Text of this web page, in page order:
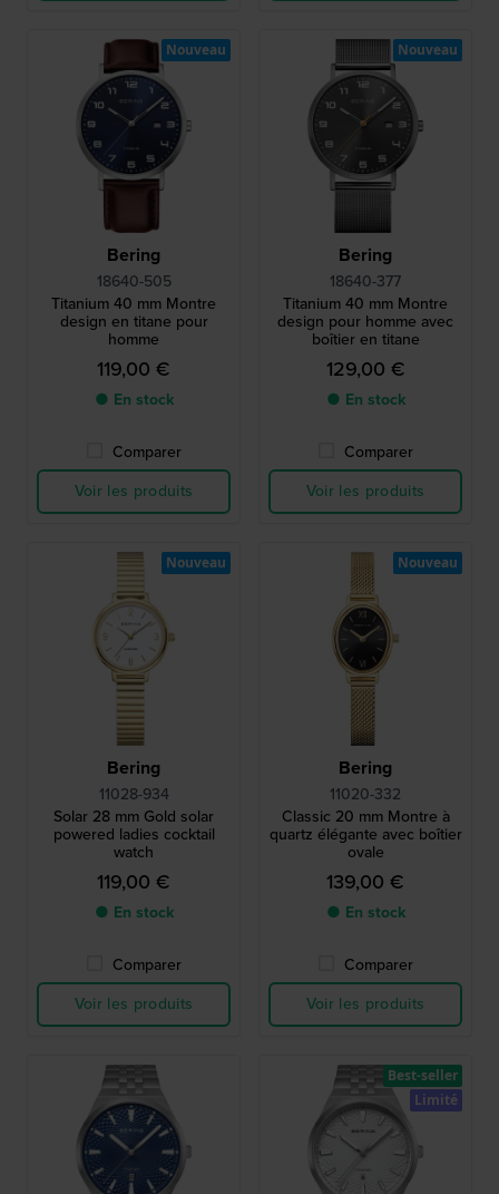
Bering
18640-505
Titanium 40 mm Montre
design en titane pour
homme
119,00 €
● En stock
Comparer
Voir les produits
Nouveau
Bering
18640-377
Titanium 40 mm Montre
design pour homme avec
boîtier en titane
129,00 €
● En stock
Comparer
Voir les produits
Nouveau
Bering
11028-934
Solar 28 mm Gold solar
powered ladies cocktail
watch
119,00 €
● En stock
Comparer
Voir les produits
Nouveau
Bering
11020-332
Classic 20 mm Montre à
quartz élégante avec boîtier
ovale
139,00 €
● En stock
Comparer
Voir les produits
Nouveau
Best-seller
Limité